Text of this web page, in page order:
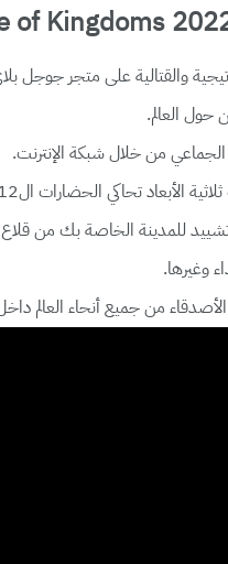
والقتالية على متجر جوجل
حول العالم.
من خلال شبكة الإنترنت.
الحضارات ال12 القديمة باللعبة بكل دقة.
للمدينة الخاصة بك من
وغيرها.
من جميع أنحاء العالم